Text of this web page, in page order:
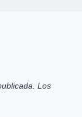
Los